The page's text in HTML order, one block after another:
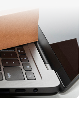
с матовой
Lacquered. Цены на
Вы